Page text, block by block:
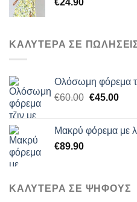
€24.90
ΚΑΛΥΤΕΡΑ ΣΕ
Ολόσωμη φόρεμα
€60.00 Original
€60.00.
€45.00Η
Μακρύ φόρεμα με
€89.90
ΚΑΛΥΤΕΡΑ ΣΕ ΨΗΦΟΥΣ